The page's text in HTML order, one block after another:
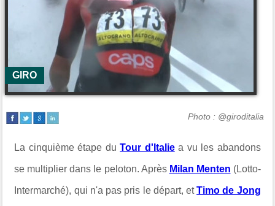
GIRO
Photo : @giroditalia
La cinquième étape duTour d'Italiea vu les abandons
se multiplier dans le peloton. Après Milan Menten (Lotto-
Intermarché), qui n'a pas pris le départ, etTimo de Jong